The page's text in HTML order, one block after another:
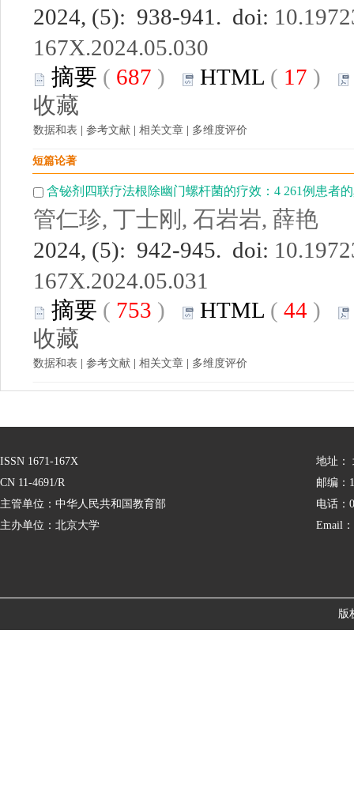
2024, (5): 938-941. doi:
167X.2024.05.030
摘要 ( 687 ) HTML ( 17 )
收藏
数据和表 参考文献 相关文章 多维度评价
短篇论著
含铋剂四联疗法根除幽门螺杆菌的疗效：4 261例患者
管仁珍, 丁士刚, 石岩岩, 薛艳
2024, (5): 942-945. doi:
167X.2024.05.031
摘要 ( 753 ) HTML ( 44 )
收藏
数据和表 参考文献 相关文章 多维度评价
ISSN 1671-167X
CN 11-4691/R
主管单位：中华人民共和国教育部
主办单位：北京大学
地址：
邮编：
电话：
Email
版